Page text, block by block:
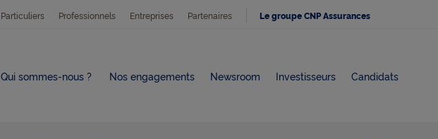
Particuliers Professionnels Entreprises Partenaires Le groupe CNP Assurances
Qui sommes-nous ? Nos engagements Newsroom Investisseurs Candidats